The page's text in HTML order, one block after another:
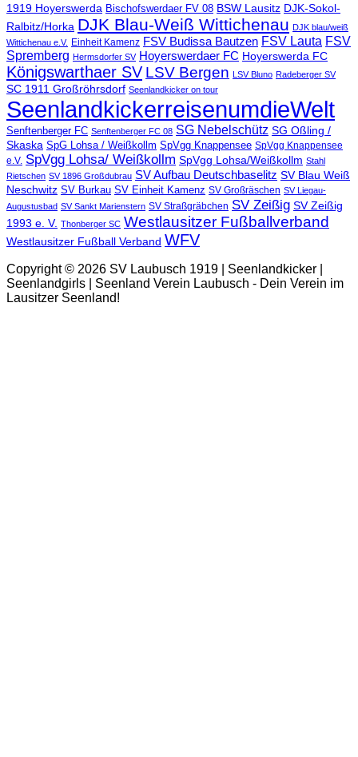
1919 Hoyerswerda Bischofswerdaer FV 08 BSW Lausitz DJK-Sokol-
Ralbitz/Horka DJK Blau-Weiß Wittichenau DJK blau/weiß
Wittichenau e.V. Einheit Kamenz FSV Budissa Bautzen FSV Lauta FSV
Spremberg Hermsdorfer SV Hoyerswerdaer FC Hoyerswerda FC
Königswarthaer SV LSV Bergen LSV Bluno Radeberger SV
SC 1911 Großröhrsdorf Seenlandkicker on tour
SeenlandkickerreisenumdieWelt
Senftenberger FC Senftenberger FC 08 SG Nebelschütz SG Oßling /
Skaska SpG Lohsa / Weißkollm SpVgg Knappensee SpVgg Knappensee
e.V. SpVgg Lohsa/ Weißkollm SpVgg Lohsa/Weißkollm Stahl
Rietschen SV 1896 Großdubrau SV Aufbau Deutschbaselitz SV Blau Weiß
Neschwitz SV Burkau SV Einheit Kamenz SV Großräschen SV Liegau-
Augustusbad SV Sankt Marienstern SV Straßgräbchen SV Zeißig SV Zeißig
1993 e. V. Thonberger SC Westlausitzer Fußballverband
Westlausitzer Fußball Verband WFV
Copyright © 2026 SV Laubusch 1919 | Seenlandkicker |
Seenlandgirls | Seenland Verein Laubusch - Dein Verein im
Lausitzer Seenland!